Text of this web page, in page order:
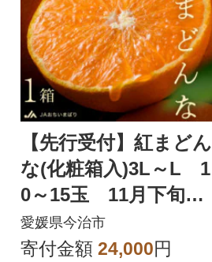
【先行受付】紅まどん
な(化粧箱入)3L～L 1
0～15玉 11月下旬～1
2月下旬にお届け
愛媛県今治市
寄付金額 24,000円